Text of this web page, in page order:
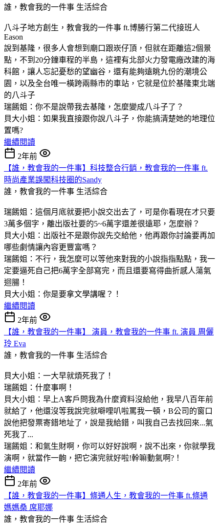
誰，教會我的一件事 生活綜合
八斗子地方創生，教會我的一件事 ft.博勝行第二代接班人
Eason
說到基隆，很多人會想到廟口跟崁仔頂，但就在距離這2個景
點，不到20分鐘車程的半島，這裡有北部火力發電廠改建的海
科館，讓人忘記憂愁的望幽谷，還有能夠遠眺九份的潮境公
園，以及全台唯一橫跨兩縣市的車站，它就是位於基隆東北端
的八斗子
瑞餚姐：你不是說帶我去基隆，怎麼變成八斗子了？
貝大小姐：如果我直接跟你說八斗子，你能搞清楚她的地理位
置嗎?
繼續閱讀
2年前
【誰，教會我的一件事】科技整合行銷，教會我的一件事 ft.
時尚產業誤闖科技圈的Sandy
誰，教會我的一件事 生活綜合
瑞餚姐：這個月底就要把小說交出去了，可是你看現在才只要
3萬多個字，離出版社要的5~6萬字還差很遠耶，怎麼辦？
貝大小姐：出版社不是跟你說先交給他，他再跟你討論要再加
哪些劇情讓內容更豐富嗎？
瑞餚姐：不行，我怎麼可以等他來對我的小說指指點點，我一
定要逼死自己把6萬字全部寫完，而且還要寫得曲折感人蕩氣
迴腸！
貝大小姐：你是要拿文學講喔？！
繼續閱讀
2年前
【誰，教會我的一件事】 演員，教會我的一件事 ft. 演員 周儷
玲 Eva
誰，教會我的一件事 生活綜合
貝大小姐：一大早就煩死我了！
瑞餚姐：什麼事啊！
貝大小姐：早上A客戶問我為什麼資料沒給他，我早八百年前
就給了，他還沒等我說完就噼哩叭啦罵我一頓，B公司的窗口
說他把發票寄錯地址了，說是我給錯，叫我自己去找回來...氣
死我了...
瑞餚姐：和氣生財啊，你可以好好說啊，說不出來，你就學我
演啊，就當作一齣，把它演完就好啦!幹嘛動氣啊?！
繼續閱讀
2年前
【誰，教會我的一件事】條通人生，教會我的一件事 ft.條通
媽媽桑 席耶娜
誰，教會我的一件事 生活綜合